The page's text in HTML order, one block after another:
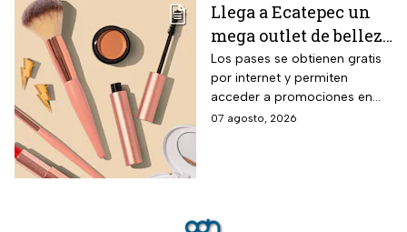
Llega a Ecatepec un
mega outlet de belleza
con entrada gratis y
descuentos de hasta el
80% durante 5 días
consecutivos en
Los pases se obtienen gratis
por internet y permiten
acceder a promociones en
maquillaje, perfumes y
07 agosto, 2026